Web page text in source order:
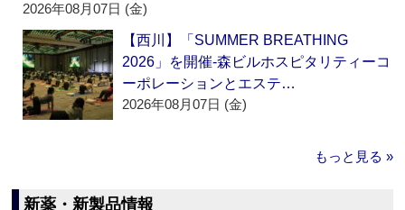
2026年08月07日 (金)
【西川】「SUMMER BREATHING
2026」を開催‐森ビルホスピタリティーコ
ーポレーションとエステ…
2026年08月07日 (金)
もっと見る »
新薬・新製品情報